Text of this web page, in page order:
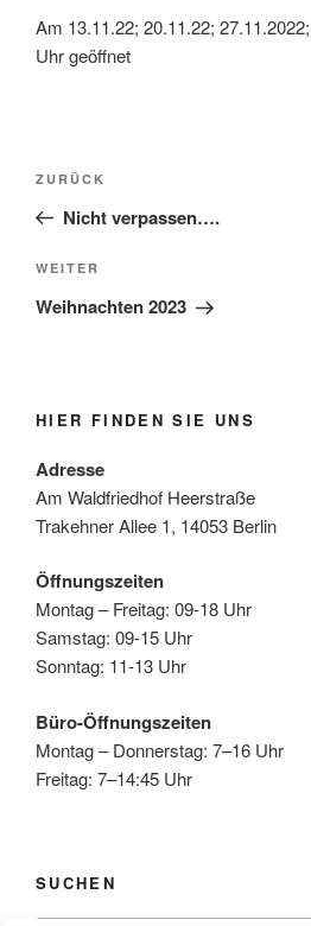
Am 13.11.22; 20.11.22;
Uhr geöffnet
Beitragsnavigation
Vorheriger
Beitrag
ZURÜCK
Nicht verpassen….
Nächster
Beitrag
WEITER
Weihnachten 2023
HIER FINDEN SIE UNS
Adresse
Am Waldfriedhof Heerstraße
Trakehner Allee 1, 14053 Berlin
Öffnungszeiten
Montag – Freitag: 09-18 Uhr
Samstag: 09-15 Uhr
Sonntag: 11-13 Uhr
Büro-Öffnungszeiten
Montag – Donnerstag: 7–16 Uhr
Freitag: 7–14:45 Uhr
SUCHEN